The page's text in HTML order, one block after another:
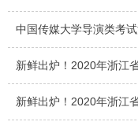
中国传媒大学导演类考
新鲜出炉！2020年浙江
新鲜出炉！2020年浙江